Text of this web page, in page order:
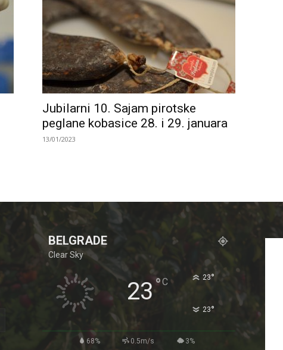
TV
Jubilarni 10. Sajam pirotske
peglane kobasice 28. i 29. januara
13/01/2023
BELGRADE
Clear Sky
23°C 23°
23°
68% 0.5m/s 3%